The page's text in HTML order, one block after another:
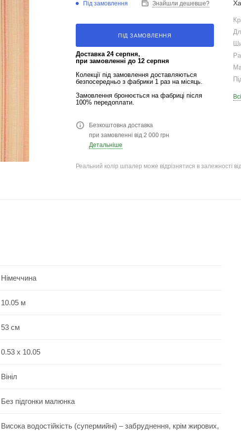
Під замовлення Знайшли дешевше?
ПІД ЗАМОВЛЕННЯ
Доставка 24 серпня,
при замовленні до 12 серпня
Колекції під замовлення доставляються
безпосередньо з фабрики 1 раз на місяць.
Замовлення бронюється на фабриці після
100% передоплати.
Безкоштовна доставка
при замовленні від 2 000 грн
Детальніше
Реальний колір шпалер може відрізнятися в залежності
Німеччина
10.05 м
53 см
0.53 x 10.05
Вініл
Без підгонки малюнка
Висока водостійкість (супермийні) – забруднення, крім жирових,